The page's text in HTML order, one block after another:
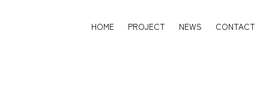
HOME
PROJECT
NEWS
CONTACT